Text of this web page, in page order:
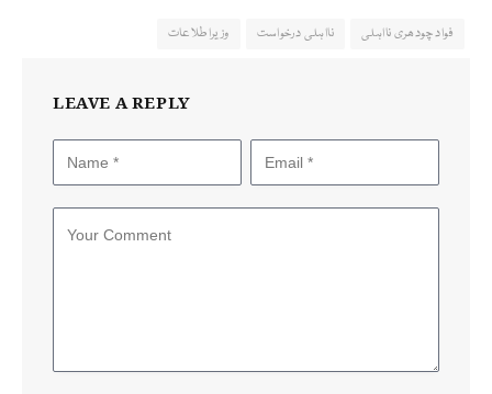
فواد چودھری نااہلی نااہلی درخواست وزیراطلاعات
LEAVE A REPLY